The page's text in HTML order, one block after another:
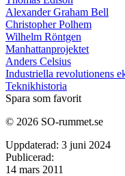
Alexander Graham Bell
Christopher Polhem
Wilhelm Röntgen
Manhattanprojektet
Anders Celsius
Industriella revolutionens
Teknikhistoria
Spara som favorit
© 2026 SO-rummet.se
Uppdaterad: 3 juni 2024
Publicerad:
14 mars 2011